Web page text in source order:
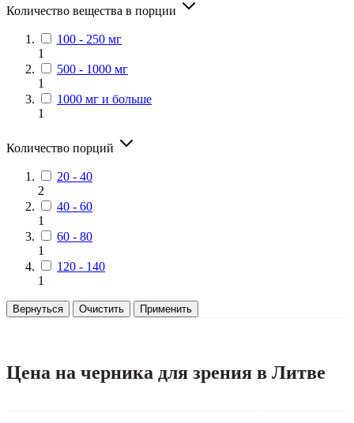
Количество вещества в порции
100 - 250 мг
1
500 - 1000 мг
1
1000 мг и больше
1
Количество порций
20 - 40
2
40 - 60
1
60 - 80
1
120 - 140
1
Вернуться Очистить Применить
Цена на черника для зрения в Литве